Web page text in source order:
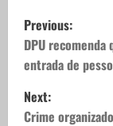
P
o
s
Previous:
DPU
entrada de
Next:
Crime